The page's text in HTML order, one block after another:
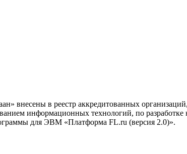
внесены в реестр аккредитованных
информационных технологий, по
для ЭВМ «Платформа FL.ru (версия 2.0)».